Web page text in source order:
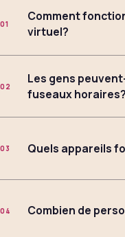
01
Comment
virtuel?
02
Les gens
fuseaux horaires?
03 Quels appareils
04 Combien de